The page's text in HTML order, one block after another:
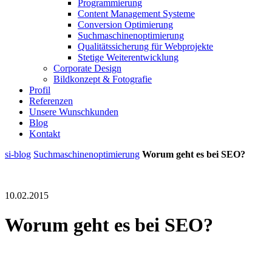
Programmierung
Content Management Systeme
Conversion Optimierung
Suchmaschinenoptimierung
Qualitätssicherung für Webprojekte
Stetige Weiterentwicklung
Corporate Design
Bildkonzept & Fotografie
Profil
Referenzen
Unsere Wunschkunden
Blog
Kontakt
si-blog Suchmaschinenoptimierung Worum geht es bei SEO?
10.02.2015
Worum geht es bei SEO?